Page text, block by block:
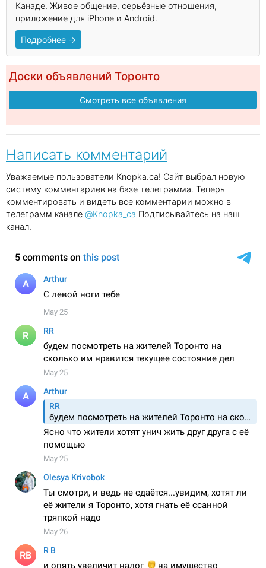
Канаде. Живое общение, серьёзные отношения,
приложение для iPhone и Android.
Подробнее →
Доски объявлений Торонто
Смотреть все объявления
Написать комментарий
Уважаемые пользователи Knopka.ca! Сайт выбрал новую
систему комментариев на базе телеграмма. Теперь
комментировать и видеть все комментарии можно в
телеграмм канале @Knopka_ca Подписывайтесь на наш
канал.